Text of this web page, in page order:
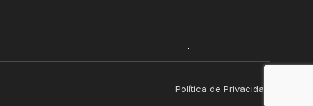
Política de Privacidad